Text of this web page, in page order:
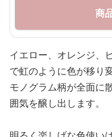
商
イエロー、オレンジ、
で虹のように色が移り
モノグラム柄が全面に
囲気を醸し出します。